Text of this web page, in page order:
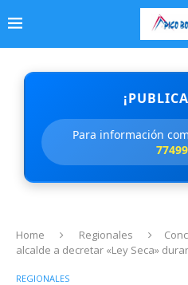
Para información
Home Regionales
alcalde a decretar «Ley Seca»
REGIONALES